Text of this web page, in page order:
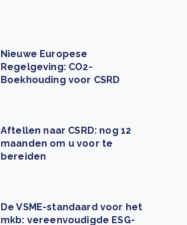
Nieuwe Europese
Regelgeving: CO2-
Boekhouding voor CSRD
Aftellen naar CSRD: nog 12
maanden om u voor te
bereiden
De VSME-standaard voor het
mkb: vereenvoudigde ESG-